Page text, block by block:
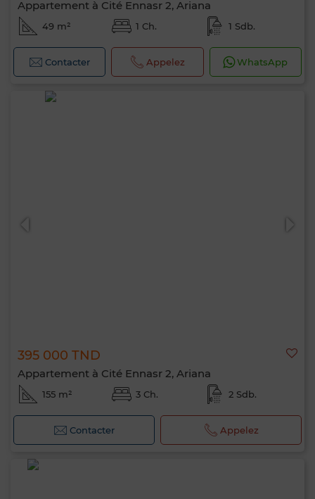
Appartement à Cité Ennasr 2, Ariana
49 m² 1 Ch. 1 Sdb.
Contacter Appelez WhatsApp
395 000 TND
Appartement à Cité Ennasr 2, Ariana
155 m² 3 Ch. 2 Sdb.
Contacter Appelez